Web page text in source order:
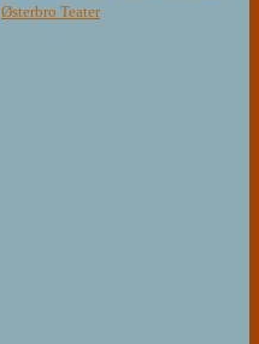
Østerbro Teater